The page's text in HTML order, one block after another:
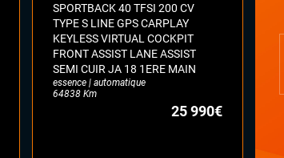
SPORTBACK 40 TFSI 200 CV
TYPE S LINE GPS CARPLAY
KEYLESS VIRTUAL COCKPIT
FRONT ASSIST LANE ASSIST
SEMI CUIR JA 18 1ERE MAIN
essence | automatique
64838 Km
25 990€